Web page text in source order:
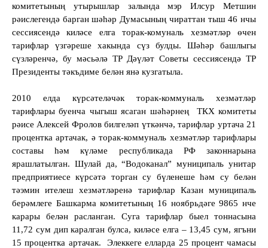
комитетының утырышлар залында мэр Илсур Метшин
рәислегендә барган шәһәр Думасының чираттан тыш 46 нчы
сессиясендә киләсе елга торак-комуналь хезмәтләр өчен
тарифлар үзгәреше хакында сүз булды. Шәһәр башлыгы
сүзләренчә, бу мәсьәлә ТР Дәүләт Советы сессиясендә ТР
Президенты тәкъдиме белән янә кузгатыла.
2010 елда күрсәтеләчәк торак-коммуналь хезмәтләр
тарифлары буенча чыгыш ясаган шәһәрнең
ТКХ комитеты
рәисе Алексей Фролов билгеләп үткәнчә, тарифлар уртача 21
процентка артачак, ә торак-коммуналь хезмәтләр тарифлары
составы һәм күләме республикада РФ законнарына
ярашлатылган. Шулай да, “Водоканал” муниципаль унитар
предприятиесе күрсәтә торган су бүленеше һәм су белән
тәэмин ителеш хезмәтләренә тарифлар Казан муниципаль
берәмлеге Башкарма комитетының 16 ноябрьдәге 9865 нче
карары белән расланган. Суга тарифлар быел тоннасына
11,72 сум дип каралган булса, киләсе елга – 13,45 сум, ягъни
15 процентка артачак.
Элеккеге елларда 25 процент чамасы